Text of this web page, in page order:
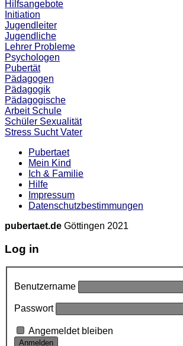
Hilfsangebote
Initiation
Jugendleiter
Jugendliche
Lehrer Probleme
Psychologen
Pubertät
Pädagogen
Pädagogik
Pädagogische
Arbeit Schule
Schüler Sexualität
Stress SuchtVater
Pubertaet
Mein Kind
Ich & Familie
Hilfe
Impressum
Datenschutzbestimmungen
pubertaet.de Göttingen 2021
Log in
Benutzername
Passwort
Angemeldet bleiben